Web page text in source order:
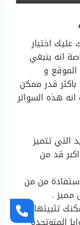
عليك اختيار
انه ينبغي
الموقع و
قدر ممكن
هذه السواتر
التي تتميز
قد من
من من
مميز .
تثبيتها